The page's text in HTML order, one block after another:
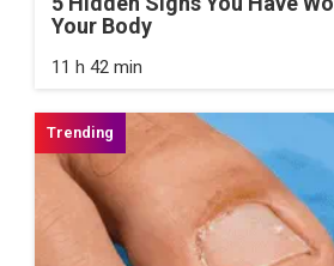
Your Body
11 h 42 min